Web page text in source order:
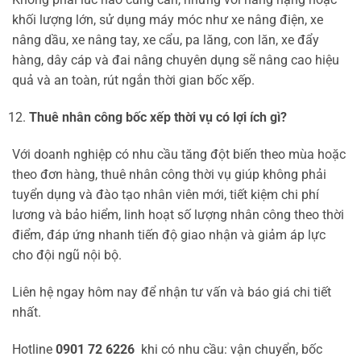
khối lượng lớn, sử dụng máy móc như xe nâng điện, xe
nâng dầu, xe nâng tay, xe cẩu, pa lăng, con lăn, xe đẩy
hàng, dây cáp và đai nâng chuyên dụng sẽ nâng cao hiệu
quả và an toàn, rút ngắn thời gian bốc xếp.
Thuê nhân công bốc xếp thời vụ có lợi ích gì?
Với doanh nghiệp có nhu cầu tăng đột biến theo mùa hoặc
theo đơn hàng, thuê nhân công thời vụ giúp không phải
tuyển dụng và đào tạo nhân viên mới, tiết kiệm chi phí
lương và bảo hiểm, linh hoạt số lượng nhân công theo thời
điểm, đáp ứng nhanh tiến độ giao nhận và giảm áp lực
cho đội ngũ nội bộ.
Liên hệ ngay hôm nay để nhận tư vấn và báo giá chi tiết
nhất.
Hotline 0901 72 6226 khi có nhu cầu: vận chuyển, bốc